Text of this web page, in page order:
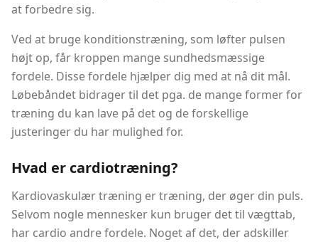
at forbedre sig.
Ved at bruge konditionstræning, som løfter pulsen
højt op, får kroppen mange sundhedsmæssige
fordele. Disse fordele hjælper dig med at nå dit mål.
Løbebåndet bidrager til det pga. de mange former for
træning du kan lave på det og de forskellige
justeringer du har mulighed for.
Hvad er cardiotræning?
Kardiovaskulær træning er træning, der øger din puls.
Selvom nogle mennesker kun bruger det til vægttab,
har cardio andre fordele. Noget af det, der adskiller